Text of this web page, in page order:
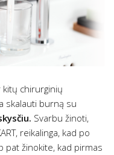
kitų chirurginių
skalauti burną su
Svarbu žinoti,
reikalinga, kad po
pat žinokite, kad pirmas